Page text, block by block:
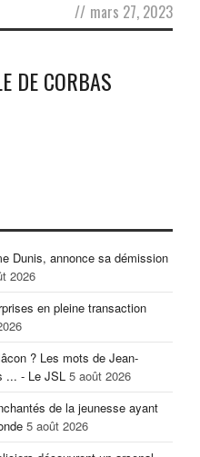
// mars 27, 2023
DE CORBAS
Dunis, annonce sa démission
2026
en pleine transaction
? Les mots de Jean-
... - Le JSL 5 août 2026
de la jeunesse ayant
5 août 2026